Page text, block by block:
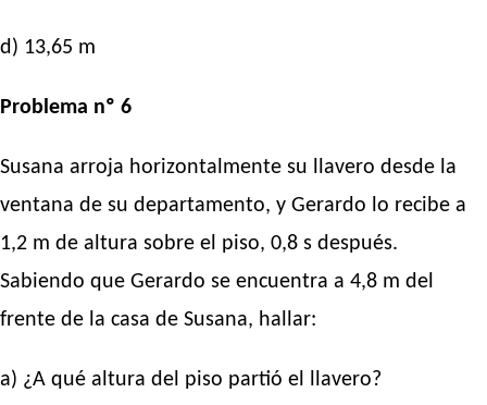
d) 13,65 m
Problema nº 6
Susana arroja horizontalmente su llavero desde la
ventana de su departamento, y Gerardo lo recibe a
1,2 m de altura sobre el piso, 0,8 s después.
Sabiendo que Gerardo se encuentra a 4,8 m del
frente de la casa de Susana, hallar:
a) ¿A qué altura del piso partió el llavero?